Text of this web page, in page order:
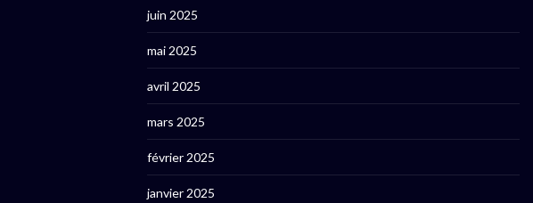
juin 2025
mai 2025
avril 2025
mars 2025
février 2025
janvier 2025